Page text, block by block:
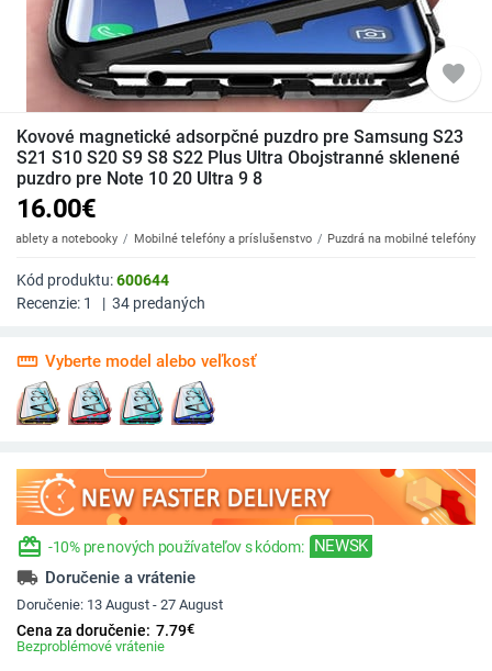
favorite
Kovové magnetické adsorpčné puzdro pre Samsung S23
S21 S10 S20 S9 S8 S22 Plus Ultra Obojstranné sklenené
puzdro pre Note 10 20 Ultra 9 8
16.00€
tablety a notebooky Mobilné telefóny a príslušenstvo Puzdrá na mobilné telefóny
Kód produktu:600644
Recenzie: 1 | 34 predaných
straighten Vyberte model alebo veľkosť
redeem -10% pre nových používateľov s kódom: NEWSK
local_shipping Doručenie a vrátenie
Doručenie: 13 August - 27 August
Cena za doručenie: 7.79€
Bezproblémové vrátenie